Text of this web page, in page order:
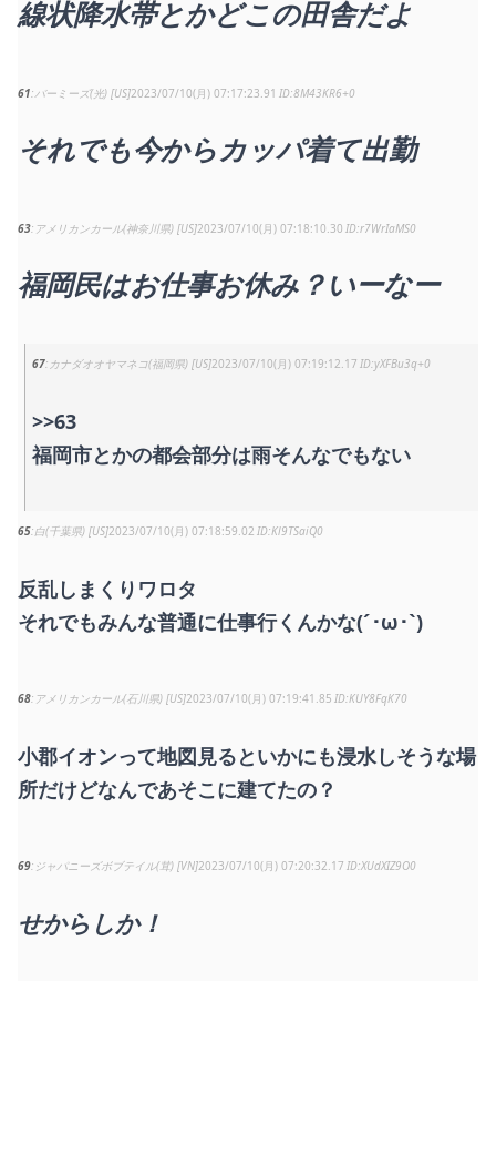
線状降水帯とかどこの田舎だよ
61 バーミーズ(光) [US]2023/07/10(月) 07:17:23.91 8M43KR6+0
それでも今からカッパ着て出勤
63 アメリカンカール(神奈川県) [US]2023/07/10(月) 07:18:10.30 r7WrIaMS0
福岡民はお仕事お休み？いーなー
67 カナダオオヤマネコ(福岡県) [US]2023/07/10(月) 07:19:12.17 yXFBu3q+0
>>63
福岡市とかの都会部分は雨そんなでもない
65 白(千葉県) [US]2023/07/10(月) 07:18:59.02 Kl9TSaiQ0
反乱しまくりワロタ
それでもみんな普通に仕事行くんかな(´･ω･`)
68 アメリカンカール(石川県) [US]2023/07/10(月) 07:19:41.85 KUY8FqK70
小郡イオンって地図見るといかにも浸水しそうな場
所だけどなんであそこに建てたの？
69 ジャパニーズボブテイル(茸) [VN]2023/07/10(月) 07:20:32.17 XUdXIZ9O0
せからしか！